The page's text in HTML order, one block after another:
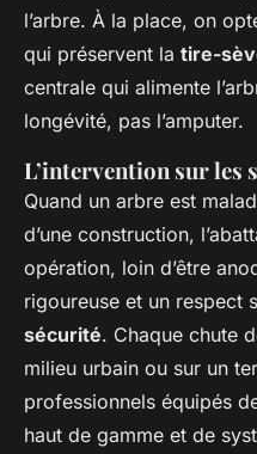
l’arbre. À la place, on
qui préservent la tire-
centrale qui alimente
longévité, pas l’amputer.
L’intervention sur les
Quand un arbre est
d’une construction,
opération, loin d’être
rigoureuse et un respect
sécurité. Chaque chute
milieu urbain ou sur un
professionnels équipés
haut de gamme et de